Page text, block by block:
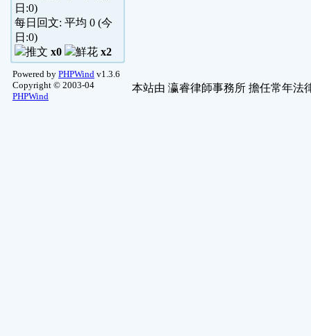
日:0)
每日回文: 平均 0 (今
日:0)
x0
x2
Powered by PHPWind v1.3.6
Copyright © 2003-04
PHPWind
本站由 瀛睿律師事務所 擔任常年法